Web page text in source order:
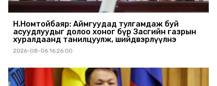
Н.Номтойбаяр: Аймгуудад тулгамдаж буй
асуудлуудыг долоо хоног бүр Засгийн газрын
хуралдаанд танилцуулж, шийдвэрлүүлнэ
2026-08-06 16:26:00